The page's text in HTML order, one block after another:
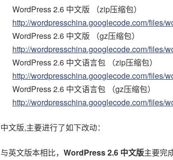
WordPress 2.6 中文版 （zip压缩包）
http://wordpresschina.googlecode.com/files/
WordPress 2.6 中文版 （gz压缩包）
http://wordpresschina.googlecode.com/files/
WordPress 2.6 中文语言包 （zip压缩包）
http://wordpresschina.googlecode.com/files/
WordPress 2.6 中文语言包 （gz压缩包）
http://wordpresschina.googlecode.com/files/
中文版,主要进行了如下改动：
与英文版本相比， WordPress 2.6 中文版主要完